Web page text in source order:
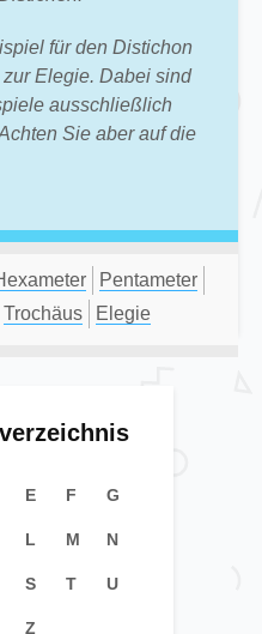
für den Distichon
Elegie. Dabei sind
ausschließlich
Sie aber auf die
Pentameter
Trochäus Elegie
E F G
L M N
S T U
Z